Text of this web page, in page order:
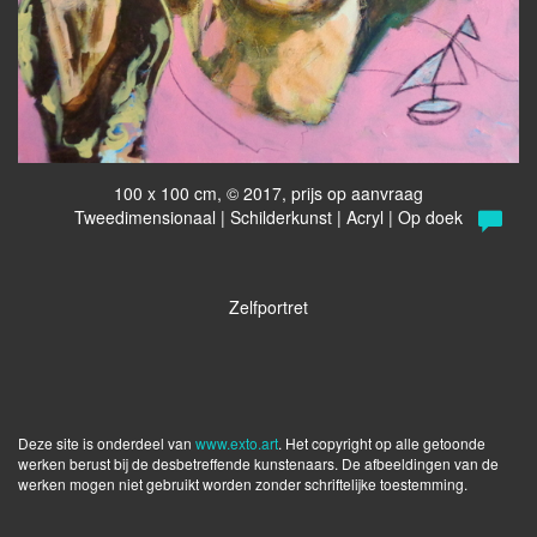
100 x 100 cm, © 2017, prijs op aanvraag
Tweedimensionaal | Schilderkunst | Acryl | Op doek
Zelfportret
Deze site is onderdeel van www.exto.art. Het copyright op alle getoonde
werken berust bij de desbetreffende kunstenaars. De afbeeldingen van de
werken mogen niet gebruikt worden zonder schriftelijke toestemming.